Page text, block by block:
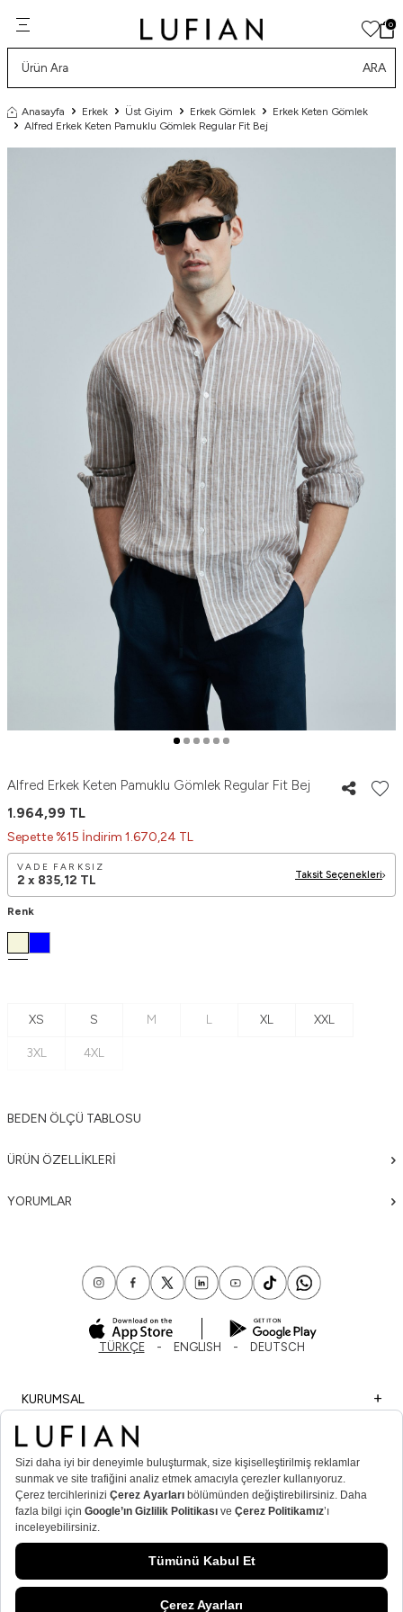
0
ARA
Anasayfa Erkek Üst Giyim Erkek Gömlek
Erkek Keten Gömlek
Alfred Erkek Keten Pamuklu Gömlek Regular Fit Bej
Alfred Erkek Keten Pamuklu Gömlek Regular Fit Bej
1.964,99 TL
Sepette %15 İndirim 1.670,24 TL
VADE FARKSIZ
2 x 835,12 TL Taksit Seçenekleri
Renk
XS S M L XL XXL
3XL 4XL
BEDEN ÖLÇÜ TABLOSU
ÜRÜN ÖZELLIKLERI
YORUMLAR
TÜRKÇE ENGLISH DEUTSCH
KURUMSAL
ALIŞVERİŞ
ÖNEMLİ BİLGİLER
ÜYE
ERKEK POPÜLER KATEGORİLER
KADIN POPÜLER KATEGORİLER
© Lufian.com 2026 Tüm Hakları Saklıdır